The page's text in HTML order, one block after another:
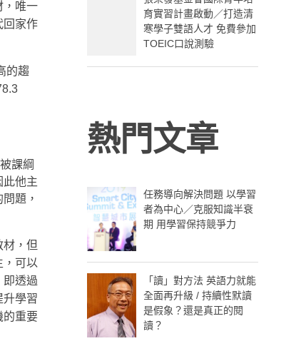
，唯一
回家作
的趨
課綱
此他主
題，
，但
，可以
即透過
升學習
的重要
育實習計畫啟動／打造清
寒學子雙語人才 免費參加
TOEIC口說測驗
熱門文章
任務導向解決問題 以學習
者為中心／克服知識半衰
期 用學習保持競爭力
「讀」對方法 英語力就能
全面再升級 / 持續性默讀
是假象？還是真正的閱
讀？